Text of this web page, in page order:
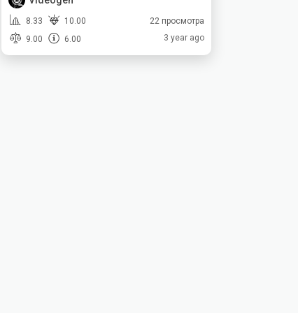
8.33
10.00
9.00
6.00
22 просмотра
3 year ago